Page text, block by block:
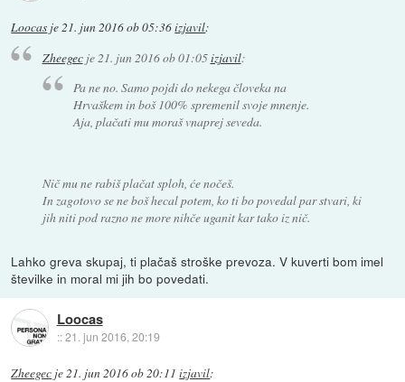
Loocas je21. jun 2016 ob 05:36izjavil:
Zheegecje21. jun 2016 ob 01:05izjavil:
Pa ne no. Samo pojdi do nekega človeka na
Hrvaškem in boš 100% spremenil svoje mnenje.
Aja, plačati mu moraš vnaprej seveda.
Nič mu ne rabiš plačat sploh, će nočeš.
In zagotovo se ne boš hecal potem, ko ti bo povedal par stvari, ki
jih niti pod razno ne more nihče uganit kar tako iz nič.
Lahko greva skupaj, ti plačaš stroške prevoza. V kuverti bom imel
številke in moral mi jih bo povedati.
Loocas
::21. jun 2016, 20:19
Zheegec je21. jun 2016 ob 20:11 izjavil: